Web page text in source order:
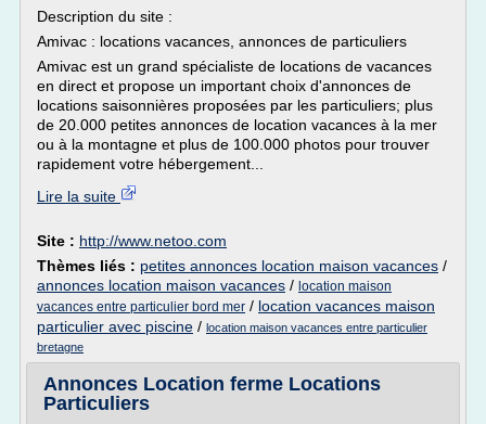
Description du site :
Amivac : locations vacances, annonces de particuliers
Amivac est un grand spécialiste de locations de vacances
en direct et propose un important choix d'annonces de
locations saisonnières proposées par les particuliers; plus
de 20.000 petites annonces de location vacances à la mer
ou à la montagne et plus de 100.000 photos pour trouver
rapidement votre hébergement...
Lire la suite
Site : http://www.netoo.com
Thèmes liés : petites annonces location maison vacances /
annonces location maison vacances / location maison
vacances entre particulier bord mer / location vacances maison
particulier avec piscine / location maison vacances entre particulier
bretagne
Annonces Location ferme Locations
Particuliers